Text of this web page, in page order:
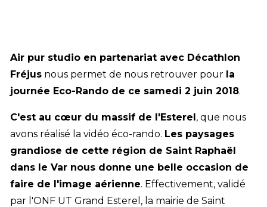
Air pur studio en partenariat avec Décathlon
Fréjusnous permet de nous retrouver pour la
journée Eco-Rando de ce samedi 2 juin 2018.
C'est au cœur du massif de l'Esterel, que nous
avons réalisé la vidéo éco-rando. Les paysages
grandiose de cette région de Saint Raphaël
dans le Var nous donne une belle occasion de
faire de l'image aérienne. Effectivement, validé
par l'ONF UT Grand Esterel, la mairie de Saint